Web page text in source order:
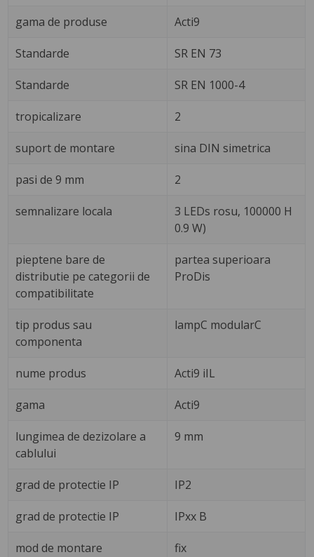
gama de produse Acti9
Standarde SR EN 73
Standarde SR EN 1000-4
tropicalizare 2
suport de montare sina DIN simetrica
pasi de 9 mm 2
semnalizare locala
3 LEDs rosu, 100000 H
0.9 W)
pieptene bare de
distributie pe categorii de
compatibilitate
partea superioara
ProDis
tip produs sau
componenta
lampC modularC
nume produs Acti9 iIL
gama Acti9
lungimea de dezizolare a
cablului
9 mm
grad de protectie IP IP2
grad de protectie IP IPxx B
mod de montare fix